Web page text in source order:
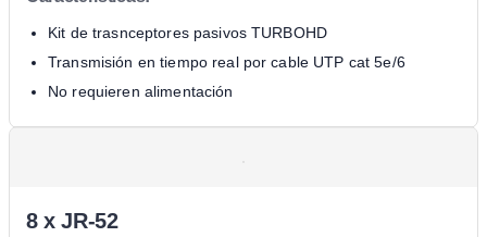
Kit de trasnceptores pasivos TURBOHD
Transmisión en tiempo real por cable UTP cat 5e/6
No requieren alimentación
8 xJR-52